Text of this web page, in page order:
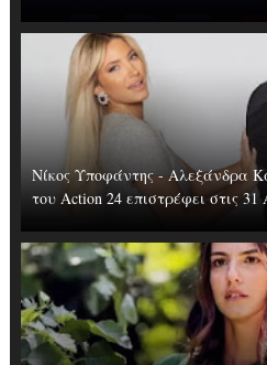
Νίκος Υποφάντης - Αλεξάνδρα
του Action 24 επιστρέφει στις